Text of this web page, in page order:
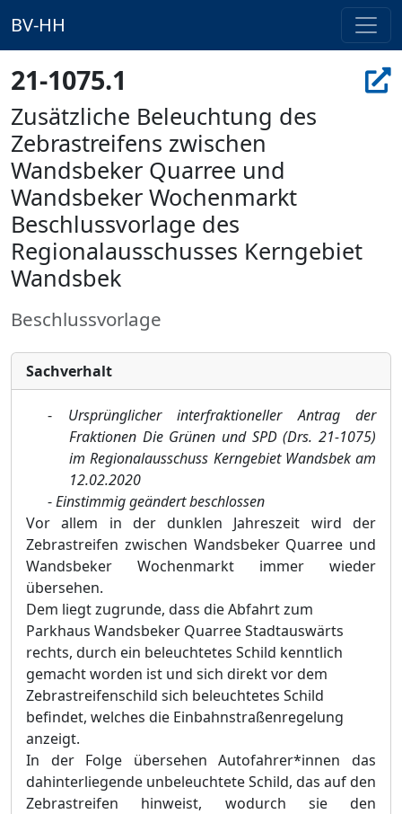
BV-HH
21-1075.1
Zusätzliche Beleuchtung des
Zebrastreifens zwischen
Wandsbeker Quarree und
Wandsbeker Wochenmarkt
Beschlussvorlage des
Regionalausschusses Kerngebiet
Wandsbek
Beschlussvorlage
Sachverhalt
-
Ursprünglicher interfraktioneller Antrag der
Fraktionen Die Grünen und SPD (Drs. 21-1075)
im Regionalausschuss Kerngebiet Wandsbek am
12.02.2020
-Einstimmig geändert beschlossen
Vor allem in der dunklen Jahreszeit wird der
Zebrastreifen zwischen Wandsbeker Quarree und
Wandsbeker Wochenmarkt immer wieder
übersehen.
Dem liegt zugrunde, dass die Abfahrt zum
Parkhaus Wandsbeker Quarree Stadtauswärts
rechts, durch ein beleuchtetes Schild kenntlich
gemacht worden ist und sich direkt vor dem
Zebrastreifenschild sich beleuchtetes Schild
befindet, welches die Einbahnstraßenregelung
anzeigt.
In der Folge übersehen Autofahrer*innen das
dahinterliegende unbeleuchtete Schild, das auf den
Zebrastreifen hinweist, wodurch sie den